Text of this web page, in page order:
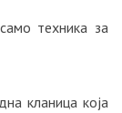
техника за
кланица која